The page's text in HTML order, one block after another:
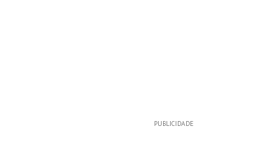
PUBLICIDADE